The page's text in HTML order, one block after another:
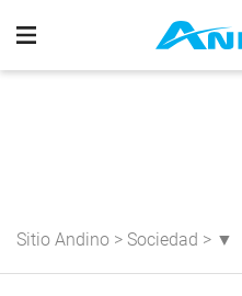
Sitio Andino > Sociedad > ▼